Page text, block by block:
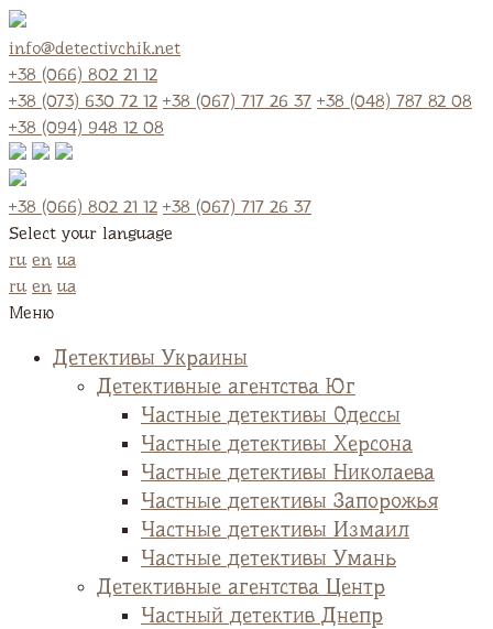
info@detectivchik.net
+38 (066) 802 21 12
+38 (073) 630 72 12 +38 (067) 717 26 37 +38 (048) 787 82 08
+38 (094) 948 12 08
+38 (066) 802 21 12 +38 (067) 717 26 37
Select your language
ru en ua
ru en ua
Меню
Детективы Украины
Детективные агентства Юг
Частные детективы Одессы
Частные детективы Херсона
Частные детективы Николаева
Частные детективы Запорожья
Частные детективы Измаил
Частные детективы Умань
Детективные агентства Центр
Частный детектив Днепр